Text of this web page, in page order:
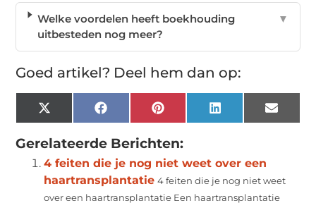
Welke voordelen heeft boekhouding
uitbesteden nog meer?
▼
Goed artikel? Deel hem dan op:
X
(Twitter)
Facebook Pinterest LinkedIn Email
Gerelateerde Berichten:
4 feiten die je nog niet weet over een
haartransplantatie 4 feiten die je nog niet weet
over een haartransplantatie Een haartransplantatie